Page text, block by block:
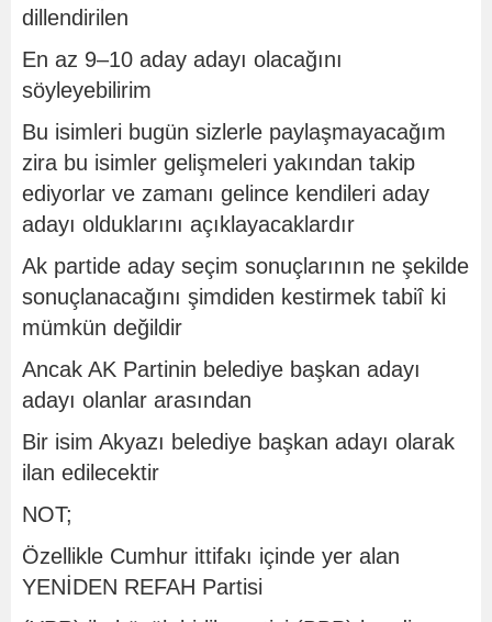
dillendirilen
En az 9–10 aday adayı olacağını
söyleyebilirim
Bu isimleri bugün sizlerle paylaşmayacağım
zira bu isimler gelişmeleri yakından takip
ediyorlar ve zamanı gelince kendileri aday
adayı olduklarını açıklayacaklardır
Ak partide aday seçim sonuçlarının ne şekilde
sonuçlanacağını şimdiden kestirmek tabiî ki
mümkün değildir
Ancak AK Partinin belediye başkan adayı
adayı olanlar arasından
Bir isim Akyazı belediye başkan adayı olarak
ilan edilecektir
NOT;
Özellikle Cumhur ittifakı içinde yer alan
YENİDEN REFAH Partisi